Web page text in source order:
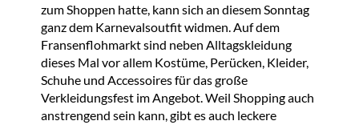
zum Shoppen hatte, kann sich an diesem Sonntag
ganz dem Karnevalsoutfit widmen. Auf dem
Fransenflohmarkt sind neben Alltagskleidung
dieses Mal vor allem Kostüme, Perücken, Kleider,
Schuhe und Accessoires für das große
Verkleidungsfest im Angebot. Weil Shopping auch
anstrengend sein kann, gibt es auch leckere